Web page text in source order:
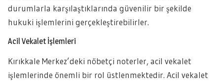
durumlarla karşılaştıklarında güvenilir bir şekilde
hukuki işlemlerini gerçekleştirebilirler.
Acil Vekalet İşlemleri
Kırıkkale Merkez’deki nöbetçi noterler, acil vekalet
işlemlerinde önemli bir rol üstlenmektedir. Acil vekalet